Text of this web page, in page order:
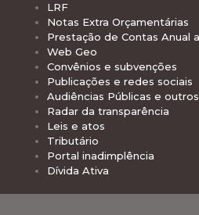
LRF
Notas Extra Orçamentárias
Prestação de Contas Anual
Web Geo
Convênios e subvenções
Publicações e redes sociais
Audiências Públicas e outros
Radar da transparência
Leis e atos
Tributário
Portal inadimplência
Dívida Ativa